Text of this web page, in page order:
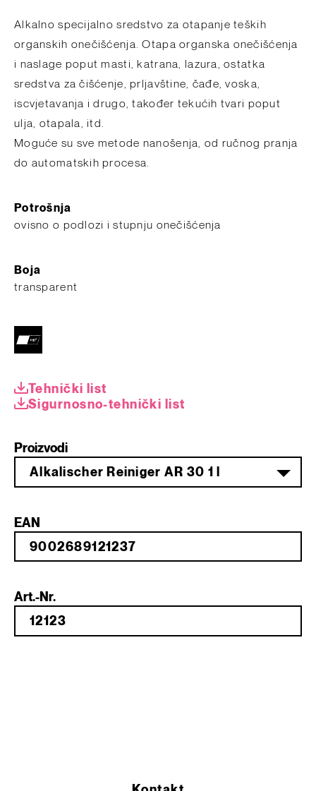
Alkalno specijalno sredstvo za otapanje teških
organskih onečišćenja. Otapa organska onečišćenja
i naslage poput masti, katrana, lazura, ostatka
sredstva za čišćenje, prljavštine, čađe, voska,
iscvjetavanja i drugo, također tekućih tvari poput
ulja, otapala, itd.
Moguće su sve metode nanošenja, od ručnog pranja
do automatskih procesa.
Potrošnja
ovisno o podlozi i stupnju onečišćenja
Boja
transparent
Tehnički list
Sigurnosno-tehnički list
Proizvodi
Alkalischer Reiniger AR 30 1 l
EAN
Art.-Nr.